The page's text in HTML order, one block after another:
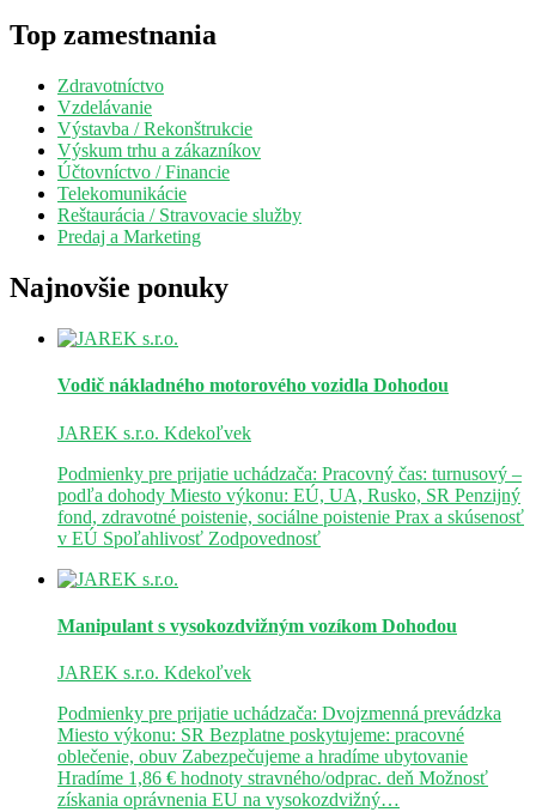
Top zamestnania
Zdravotníctvo
Vzdelávanie
Výstavba / Rekonštrukcie
Výskum trhu a zákazníkov
Účtovníctvo / Financie
Telekomunikácie
Reštaurácia / Stravovacie služby
Predaj a Marketing
Najnovšie ponuky
Vodič nákladného motorového vozidla Dohodou
JAREK s.r.o. Kdekoľvek
Podmienky pre prijatie uchádzača: Pracovný čas: turnusový –
podľa dohody Miesto výkonu: EÚ, UA, Rusko, SR Penzijný
fond, zdravotné poistenie, sociálne poistenie Prax a skúsenosť
v EÚ Spoľahlivosť Zodpovednosť
Manipulant s vysokozdvižným vozíkom Dohodou
JAREK s.r.o. Kdekoľvek
Podmienky pre prijatie uchádzača: Dvojzmenná prevádzka
Miesto výkonu: SR Bezplatne poskytujeme: pracovné
oblečenie, obuv Zabezpečujeme a hradíme ubytovanie
Hradíme 1,86 € hodnoty stravného/odprac. deň Možnosť
získania oprávnenia EU na vysokozdvižný…